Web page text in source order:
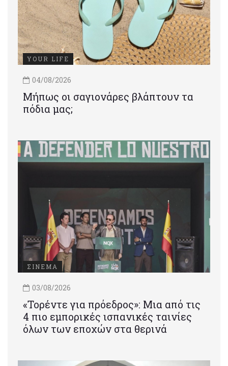
YOUR LIFE
04/08/2026
Μήπως οι σαγιονάρες βλάπτουν τα
πόδια μας;
ΣΙΝΕΜΑ
03/08/2026
«Τορέντε για πρόεδρος»: Mια από τις
4 πιο εμπορικές ισπανικές ταινίες
όλων των εποχών στα θερινά